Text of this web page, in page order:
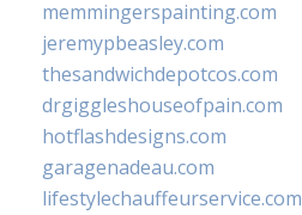
memmingerspainting.com
jeremypbeasley.com
thesandwichdepotcos.com
drgiggleshouseofpain.com
hotflashdesigns.com
garagenadeau.com
lifestylechauffeurservice.com